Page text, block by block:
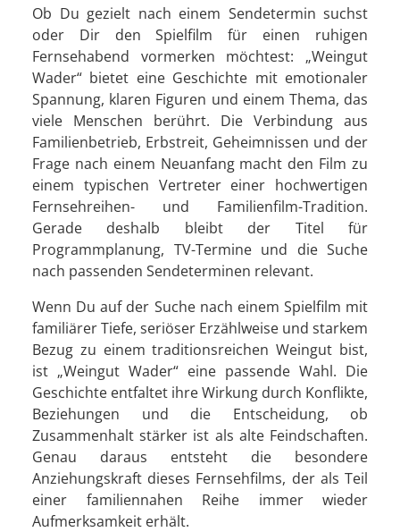
Ob Du gezielt nach einem Sendetermin suchst
oder Dir den Spielfilm für einen ruhigen
Fernsehabend vormerken möchtest: „Weingut
Wader“ bietet eine Geschichte mit emotionaler
Spannung, klaren Figuren und einem Thema, das
viele Menschen berührt. Die Verbindung aus
Familienbetrieb, Erbstreit, Geheimnissen und der
Frage nach einem Neuanfang macht den Film zu
einem typischen Vertreter einer hochwertigen
Fernsehreihen- und Familienfilm-Tradition.
Gerade deshalb bleibt der Titel für
Programmplanung, TV-Termine und die Suche
nach passenden Sendeterminen relevant.
Wenn Du auf der Suche nach einem Spielfilm mit
familiärer Tiefe, seriöser Erzählweise und starkem
Bezug zu einem traditionsreichen Weingut bist,
ist „Weingut Wader“ eine passende Wahl. Die
Geschichte entfaltet ihre Wirkung durch Konflikte,
Beziehungen und die Entscheidung, ob
Zusammenhalt stärker ist als alte Feindschaften.
Genau daraus entsteht die besondere
Anziehungskraft dieses Fernsehfilms, der als Teil
einer familiennahen Reihe immer wieder
Aufmerksamkeit erhält.